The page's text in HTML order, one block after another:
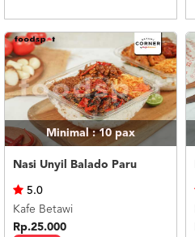
Minimal : 10pax
Nasi Unyil Balado Paru
5.0
Kafe Betawi
Rp.25.000